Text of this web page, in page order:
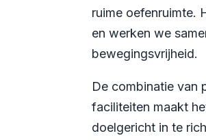
ruime oefenruimte.
en werken we
bewegingsvrijheid.
De combinatie van
faciliteiten maakt
doelgericht in te